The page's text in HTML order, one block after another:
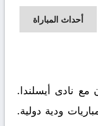
أحداث المباراة
نادى اليابان مع نادى أيسلندا.
ودية دولية.